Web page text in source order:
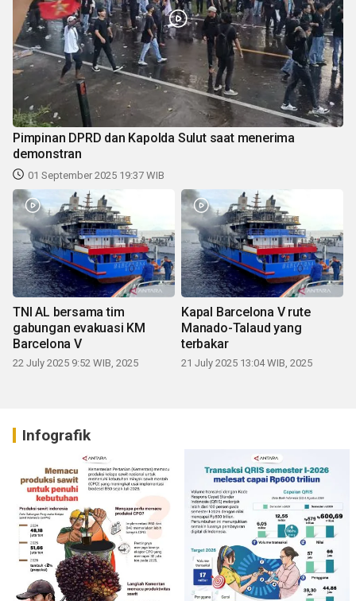
Pimpinan DPRD dan Kapolda Sulut saat menerima
demonstran
01 September 2025 19:37 WIB
TNI AL bersama tim
gabungan evakuasi KM
Barcelona V
22 July 2025 9:52 WIB, 2025
Kapal Barcelona V rute
Manado-Talaud yang
terbakar
21 July 2025 13:04 WIB, 2025
Infografik